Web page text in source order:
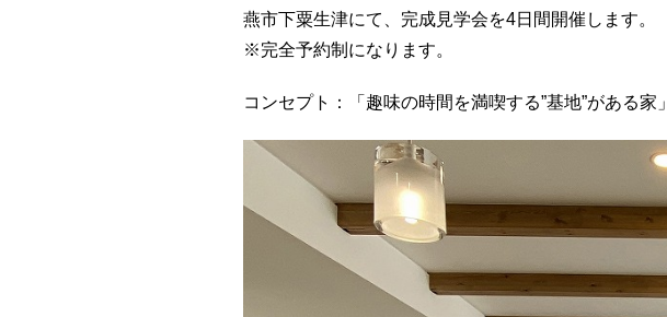
燕市下粟生津にて、完成見学会を4日間開催します。
※完全予約制になります。
コンセプト：「趣味の時間を満喫する”基地”がある家」